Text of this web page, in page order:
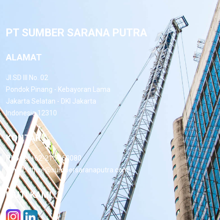
PT SUMBER SARANA PUTRA
ALAMAT
Jl.SD III No. 02
Pondok Pinang - Kebayoran Lama
Jakarta Selatan - DKI Jakarta
Indonesia 12310
KONTAK
Phone: +62-21 7660080
Email:office@sumbersaranaputra.com
IKUTI KAMI